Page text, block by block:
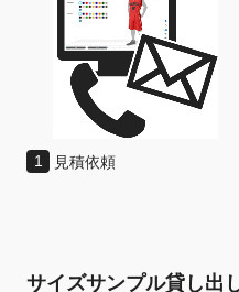
1 見積依頼
サイズサンプル貸し出